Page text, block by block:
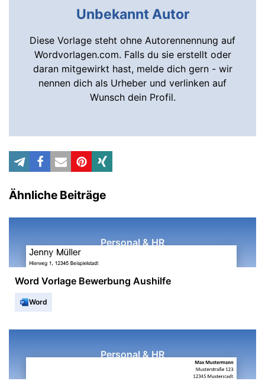
Unbekannt Autor
Diese Vorlage steht ohne Autorennennung auf
Wordvorlagen.com. Falls du sie erstellt oder
daran mitgewirkt hast, melde dich gern - wir
nennen dich als Urheber und verlinken auf
Wunsch dein Profil.
Ähnliche Beiträge
Personal & HR
Word Vorlage Bewerbung Aushilfe
Word
Personal & HR